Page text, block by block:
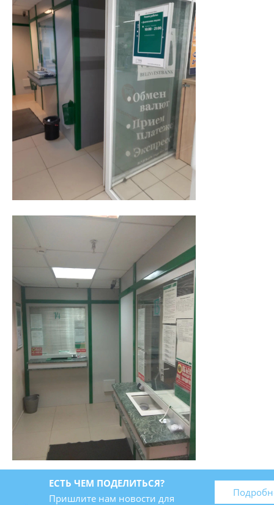
ЕСТЬ ЧЕМ ПОДЕЛИТЬСЯ?
Пришлите нам новости для